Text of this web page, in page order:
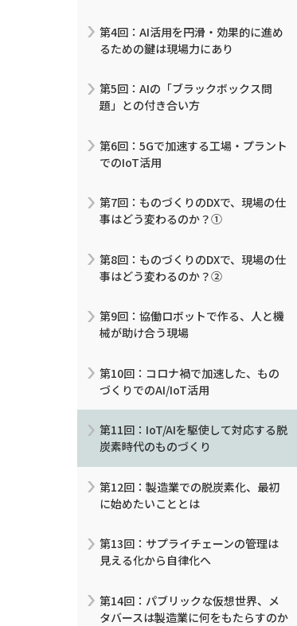
第4回：AI活用を円滑・効果的に進め
るための鍵は現場力にあり
第5回：AIの「ブラックボックス問
題」との付き合い方
第6回：5Gで加速する工場・プラント
でのIoT活用
第7回：ものづくりのDXで、現場の仕
事はどう変わるのか？①
第8回：ものづくりのDXで、現場の仕
事はどう変わるのか？②
第9回：協働ロボットで作る、人と機
械が助け合う現場
第10回：コロナ禍で加速した、もの
づくりでのAI/IoT活用
第11回：IoT/AIを駆使して対応する脱
炭素時代のものづくり
第12回：製造業での脱炭素化、最初
に始めたいこととは
第13回：サプライチェーンの管理は
見える化から自律化へ
第14回：パブリックな仮想世界、メ
タバースは製造業に何をもたらすのか